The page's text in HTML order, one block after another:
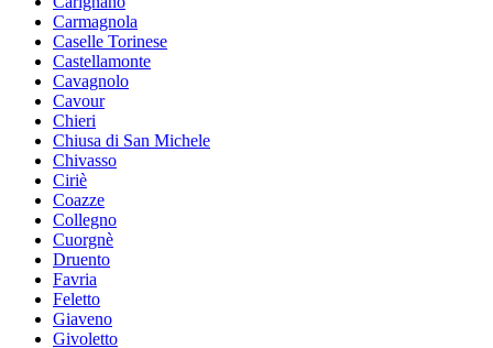
Carmagnola
Caselle Torinese
Castellamonte
Cavagnolo
Cavour
Chieri
Chiusa di San Michele
Chivasso
Ciriè
Coazze
Collegno
Cuorgnè
Druento
Favria
Feletto
Giaveno
Givoletto